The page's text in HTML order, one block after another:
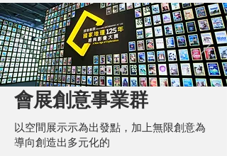
會展創意事業群
以空間展⽰示為出發點，加上無限創意為
導向創造出多元化的